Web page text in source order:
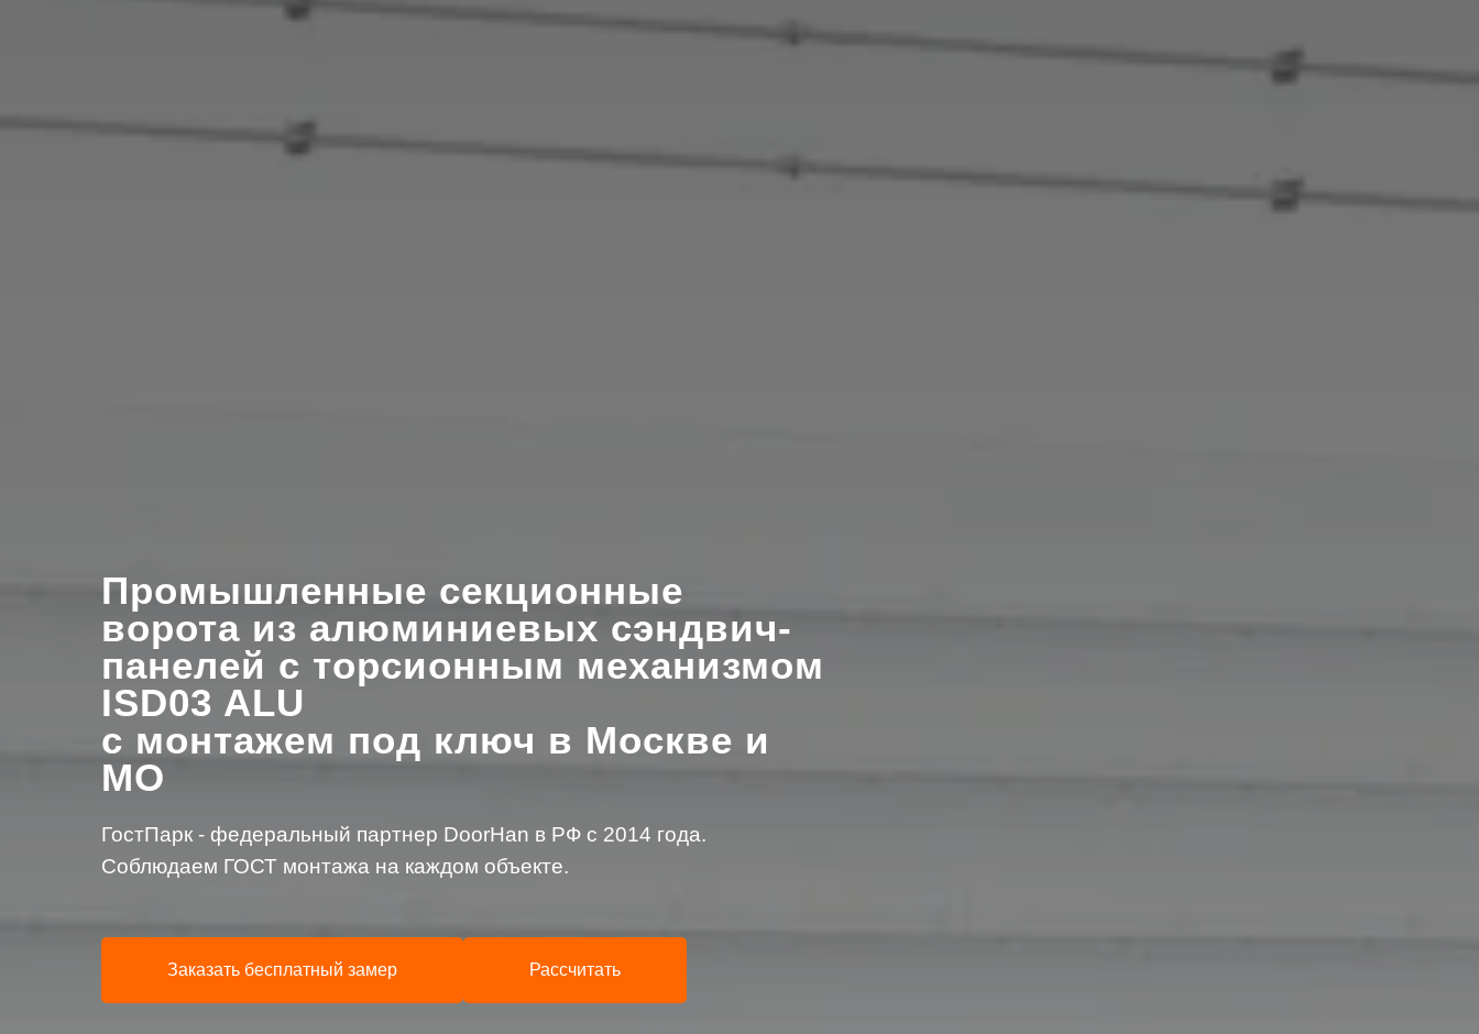
Промышленные секционные
ворота из алюминиевых сэндвич-
панелей с торсионным механизмом
ISD03 ALU
с монтажем под ключ в Москве и
МО
ГостПарк - федеральный партнер DoorHan в РФ с 2014 года.
Соблюдаем ГОСТ монтажа на каждом объекте.
Заказать бесплатный замер Рассчитать